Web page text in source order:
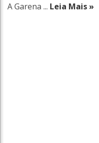
A Garena ... Leia Mais »